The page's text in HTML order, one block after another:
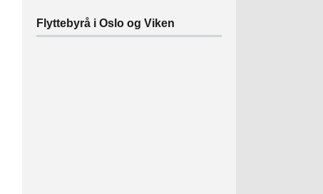
Flyttebyrå i Oslo og Viken